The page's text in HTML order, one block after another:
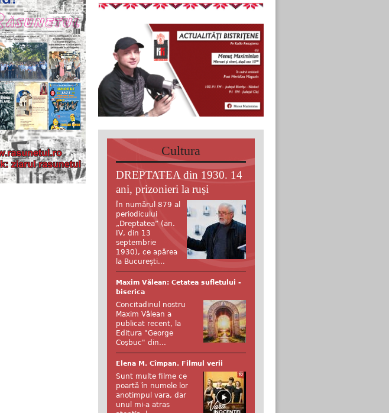
Cultura
DREPTATEA din 1930. 14
ani, prizonieri la ruși
În numărul 879 al
periodicului
„Dreptatea” (an.
IV, din 13
septembrie
1930), ce apărea
la București...
Maxim Vălean: Cetatea sufletului -
biserica
Concitadinul nostru
Maxim Vălean a
publicat recent, la
Editura "George
Coşbuc" din...
Elena M. Cîmpan. Filmul verii
Sunt multe filme ce
poartă în numele lor
anotimpul vara, dar
unul mi-a atras